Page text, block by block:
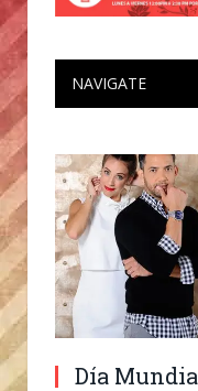
NAVIGATE
Día